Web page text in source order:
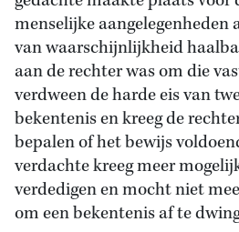
menselijke aangelegenheden
van waarschijnlijkheid
aan de rechter was om die
verdween de harde eis van
bekentenis en kreeg de
bepalen of het bewijs
verdachte kreeg meer
verdedigen en mocht niet
om een bekentenis af te